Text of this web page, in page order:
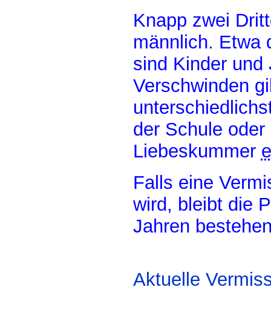
Knapp zwei
männlich. Etwa
sind Kinder und
Verschwinden
der Schule
Liebeskummer
Falls eine
wird, bleibt die
Jahren
Aktuelle